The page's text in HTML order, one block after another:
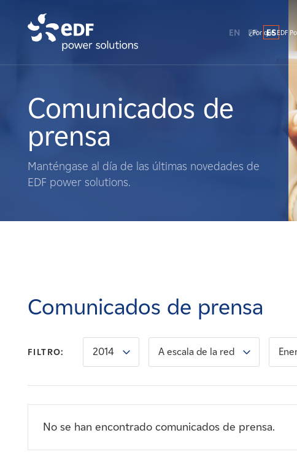
Qué hacemos
Terratenientes
Noticias
Contacte con
EN FR ES
¿Por qué EDF
Comunicados de
prensa
Manténgase al día de las últimas novedades de
EDF power solutions.
Comunicados de prensa
FILTRO: 2014 A escala de la red
No se han encontrado comunicados de prensa.